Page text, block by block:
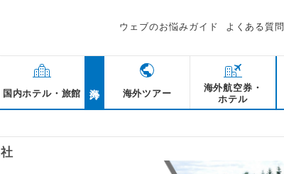
ウェブのお悩みガイド よくある質問
国内ホテル・旅館 海外ツアー
海外航空券・
ホテル